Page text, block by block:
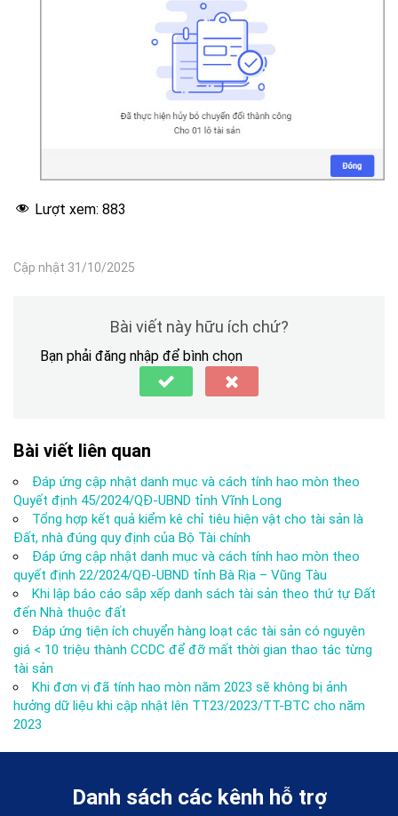
Lượt xem: 883
Cập nhật 31/10/2025
Bài viết này hữu ích chứ?
Bạn phải đăng nhập để bình chọn
Bài viết liên quan
Đáp ứng cập nhật danh mục và cách tính hao mòn theo
Quyết định 45/2024/QĐ-UBND tỉnh Vĩnh Long
Tổng hợp kết quả kiểm kê chỉ tiêu hiện vật cho tài sản là
Đất, nhà đúng quy định của Bộ Tài chính
Đáp ứng cập nhật danh mục và cách tính hao mòn theo
quyết định 22/2024/QĐ-UBND tỉnh Bà Rịa – Vũng Tàu
Khi lập báo cáo sắp xếp danh sách tài sản theo thứ tự Đất
đến Nhà thuộc đất
Đáp ứng tiện ích chuyển hàng loạt các tài sản có nguyên
giá < 10 triệu thành CCDC để đỡ mất thời gian thao tác từng
tài sản
Khi đơn vị đã tính hao mòn năm 2023 sẽ không bị ảnh
hưởng dữ liệu khi cập nhật lên TT23/2023/TT-BTC cho năm
2023
Danh sách các kênh hỗ trợ